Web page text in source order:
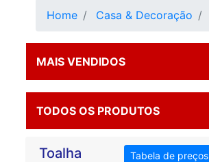
Home Casa & Decoração
MAIS VENDIDOS
TODOS OS PRODUTOS
Toalha Tabela de preços